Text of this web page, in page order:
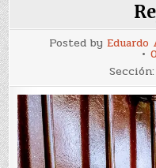
Posted by Eduardo
Sección: